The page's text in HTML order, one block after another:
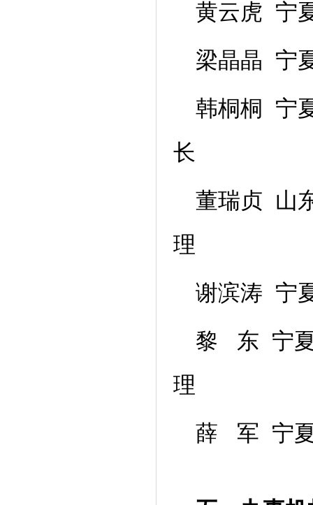
黄云虎 宁
梁晶晶 宁
韩桐桐 宁
长
董瑞贞 山
理
谢滨涛 宁
黎 东 宁夏
理
薛 军 宁夏